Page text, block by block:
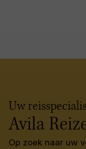
Uw
Avila
Op zoek naar uw